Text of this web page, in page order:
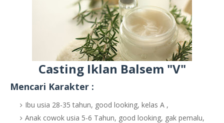
Casting Iklan Balsem "V"
Mencari Karakter :
Ibu usia 28-35 tahun, good looking, kelas A ,
Anak cowok usia 5-6 Tahun, good looking, gak pemalu,